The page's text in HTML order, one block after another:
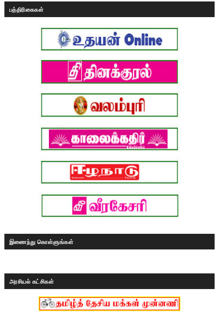
பத்திரிகைகள்
இணைந்து கொள்ளுங்கள்
அரசியல் கட்சிகள்